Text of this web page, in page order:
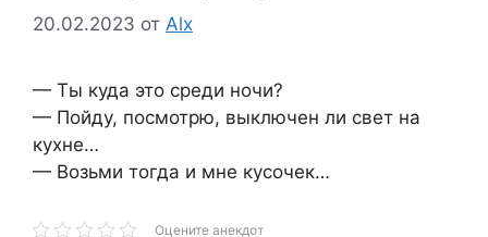
20.02.2023 от Alx
— Ты куда это среди ночи?
— Пойду, посмотрю, выключен ли свет на
кухне…
— Возьми тогда и мне кусочек…
Оцените анекдот